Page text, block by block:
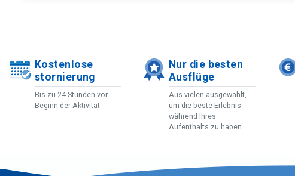
Kostenlose
stornierung
Bis zu 24 Stunden vor
Beginn der Aktivität
Nur die besten
Ausflüge
Aus vielen ausgewählt,
um die beste Erlebnis
während Ihres
Aufenthalts zu haben